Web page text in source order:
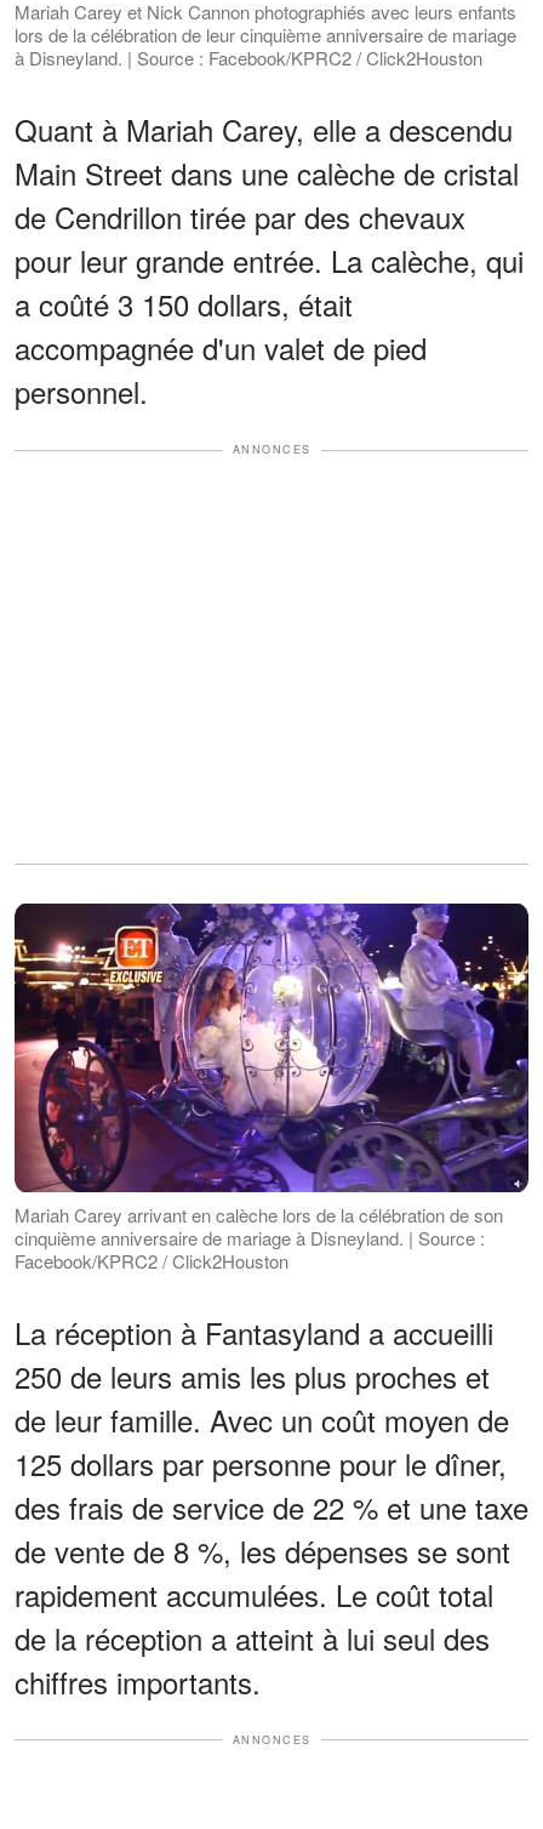
Mariah Carey et Nick Cannon photographiés avec leurs enfants
lors de la célébration de leur cinquième anniversaire de mariage
à Disneyland. | Source : Facebook/KPRC2 / Click2Houston
Quant à Mariah Carey, elle a descendu
Main Street dans une calèche de cristal
de Cendrillon tirée par des chevaux
pour leur grande entrée. La calèche, qui
a coûté 3 150 dollars, était
accompagnée d'un valet de pied
personnel.
ANNONCES
Mariah Carey arrivant en calèche lors de la célébration de son
cinquième anniversaire de mariage à Disneyland. | Source :
Facebook/KPRC2 / Click2Houston
La réception à Fantasyland a accueilli
250 de leurs amis les plus proches et
de leur famille. Avec un coût moyen de
125 dollars par personne pour le dîner,
des frais de service de 22 % et une taxe
de vente de 8 %, les dépenses se sont
rapidement accumulées. Le coût total
de la réception a atteint à lui seul des
chiffres importants.
ANNONCES